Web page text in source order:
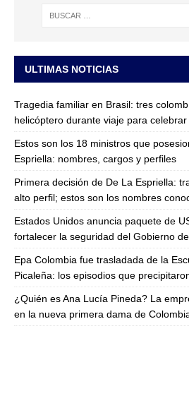
ULTIMAS NOTICIAS
Tragedia familiar en Brasil: tres
helicóptero durante viaje para
Estos son los 18 ministros que
Espriella: nombres, cargos y perfiles
Primera decisión de De La Espriella:
alto perfil; estos son los nombres
Estados Unidos anuncia paquete de
fortalecer la seguridad del Gobierno
Epa Colombia fue trasladada de la
Picaleña: los episodios que
¿Quién es Ana Lucía Pineda? La
en la nueva primera dama de